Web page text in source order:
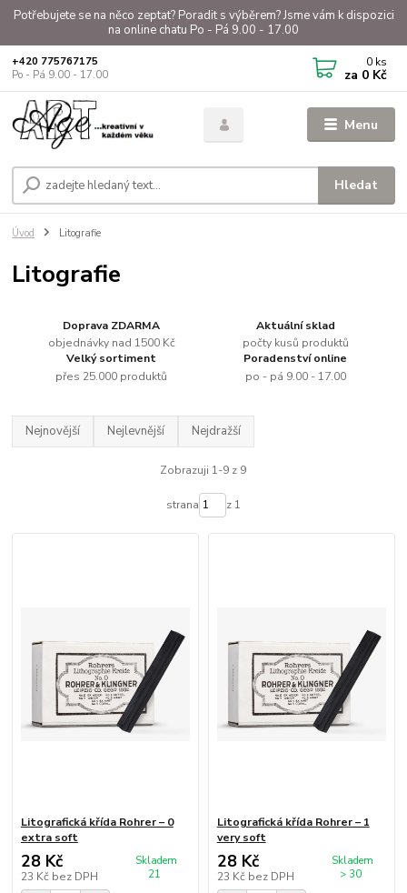
Potřebujete se na něco zeptat? Poradit s výběrem? Jsme vám k dispozici
na online chatu Po - Pá 9.00 - 17.00
Menu
Hledat
+420 775767175
Po - Pá 9.00 - 17.00
0 ks
za 0 Kč
Úvod Litografie
Litografie
Doprava ZDARMA
objednávky nad 1500 Kč
Aktuální sklad
počty kusů produktů
Velký sortiment
přes 25.000 produktů
Poradenství online
po - pá 9.00 - 17.00
Nejnovější Nejlevnější Nejdražší
Zobrazuji 1-9 z 9
strana z 1
Litografická křída Rohrer – 0
extra soft
28 Kč
23 Kč bez DPH
Skladem
21
Litografická křída Rohrer – 1
very soft
28 Kč
23 Kč bez DPH
Skladem
> 30